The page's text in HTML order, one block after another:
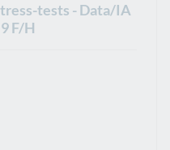
tests - Data/IA
F/H